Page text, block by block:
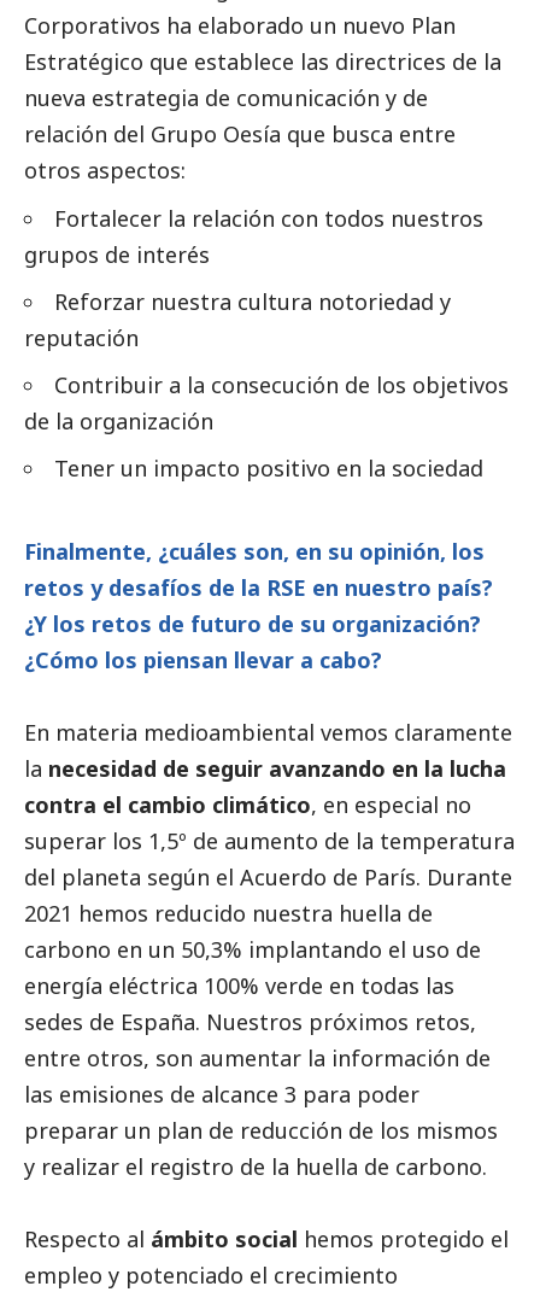
Corporativos ha elaborado un nuevo Plan
Estratégico que establece las directrices de la
nueva estrategia de comunicación y de
relación del Grupo Oesía que busca entre
otros aspectos:
Fortalecer la relación con todos nuestros
grupos de interés
Reforzar nuestra cultura notoriedad y
reputación
Contribuir a la consecución de los objetivos
de la organización
Tener un impacto positivo en la sociedad
Finalmente, ¿cuáles son, en su opinión, los
retos y desafíos de la RSE en nuestro país?
¿Y los retos de futuro de su organización?
¿Cómo los piensan llevar a cabo?
En materia medioambiental vemos claramente
la necesidad de seguir avanzando en la lucha
contra el cambio climático, en especial no
superar los 1,5º de aumento de la temperatura
del planeta según el Acuerdo de París. Durante
2021 hemos reducido nuestra huella de
carbono en un 50,3% implantando el uso de
energía eléctrica 100% verde en todas las
sedes de España. Nuestros próximos retos,
entre otros, son aumentar la información de
las emisiones de alcance 3 para poder
preparar un plan de reducción de los mismos
y realizar el registro de la huella de carbono.
Respecto al ámbito social hemos protegido el
empleo y potenciado el crecimiento